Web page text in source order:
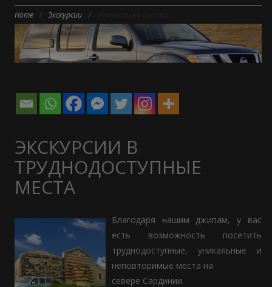
Home / Экскурсии /
ЭКСКУРСИИ В
ТРУДНОДОСТУПНЫЕ
МЕСТА
Благодаря нашим джипам, у вас
есть возможность посетить
труднодоступные, уникальные и
неповторимые места на
севере Сардинии.